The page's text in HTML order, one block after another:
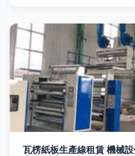
瓦楞紙板生產線租賃 機械